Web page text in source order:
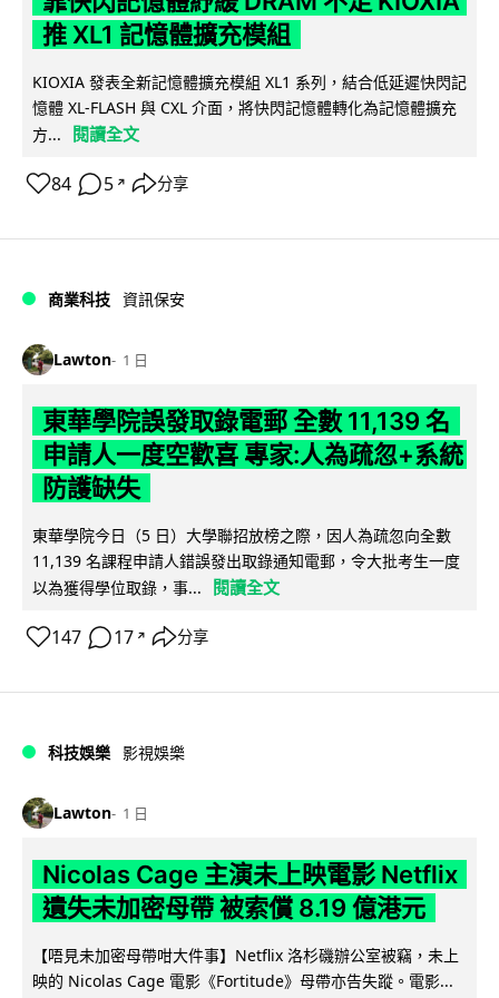
推 XL1 記憶體擴充模組
KIOXIA 發表全新記憶體擴充模組 XL1 系列，結合低延遲快閃記
憶體 XL-FLASH 與 CXL 介面，將快閃記憶體轉化為記憶體擴充
方...
閱讀全文
84 5 ↗ 分享
商業科技 資訊保安
Lawton 1 日
東華學院誤發取錄電郵 全數 11,139 名
申請人一度空歡喜 專家:人為疏忽+系統
防護缺失
東華學院今日（5 日）大學聯招放榜之際，因人為疏忽向全數
11,139 名課程申請人錯誤發出取錄通知電郵，令大批考生一度
以為獲得學位取錄，事...
閱讀全文
147 17 ↗ 分享
科技娛樂 影視娛樂
Lawton 1 日
Nicolas Cage 主演未上映電影 Netflix
遺失未加密母帶 被索償 8.19 億港元
【唔見未加密母帶咁大件事】Netflix 洛杉磯辦公室被竊，未上
映的 Nicolas Cage 電影《Fortitude》母帶亦告失蹤。電影...